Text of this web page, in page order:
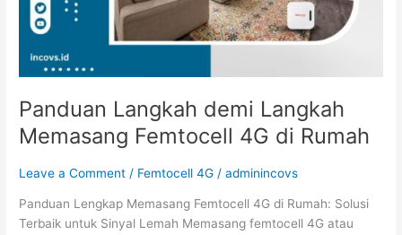
Panduan Langkah demi Langkah
Memasang Femtocell 4G di Rumah
Leave a Comment / Femtocell 4G /adminincovs
Panduan Lengkap Memasang Femtocell 4G di Rumah: Solusi
Terbaik untuk Sinyal Lemah Memasang femtocell 4G atau